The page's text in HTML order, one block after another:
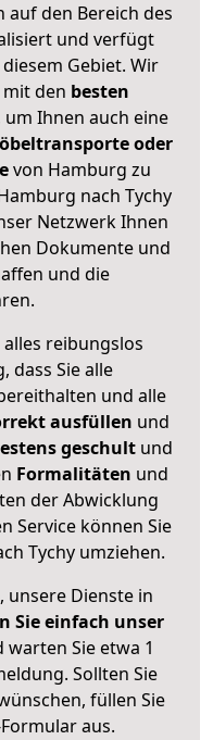
den Bereich des
und verfügt
Gebiet. Wir
den besten
Ihnen auch eine
oder
von Hamburg zu
nach Tychy
Netzwerk Ihnen
Dokumente und
und die
reibungslos
dass Sie alle
und alle
ausfüllen und
geschult und
Formalitäten und
der Abwicklung
Service können Sie
Tychy umziehen.
unsere Dienste in
Sie einfach unser
Sie etwa 1
Sollten Sie
füllen Sie
aus.